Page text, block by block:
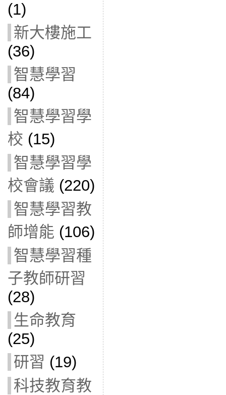
(1)
新大樓施工
(36)
智慧學習
(84)
智慧學習學
校 (15)
智慧學習學
校會議 (220)
智慧學習教
師增能 (106)
智慧學習種
子教師研習
(28)
生命教育
(25)
研習 (19)
科技教育教